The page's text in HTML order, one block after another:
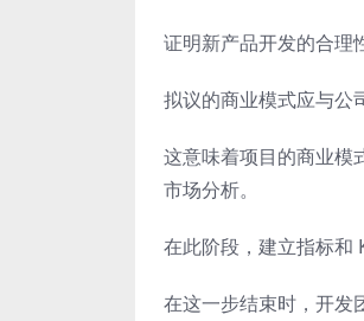
证明新产品开发的合理
拟议的商业模式应与公
这意味着项目的商业模
市场分析。
在此阶段，建立指标和
在这一步结束时，开发